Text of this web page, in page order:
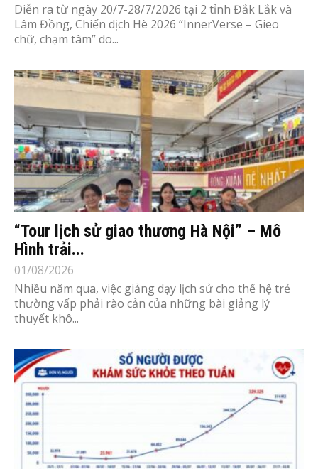
Diễn ra từ ngày 20/7-28/7/2026 tại 2 tỉnh Đắk Lắk và
Lâm Đồng, Chiến dịch Hè 2026 “InnerVerse – Gieo
chữ, chạm tâm” do...
“Tour lịch sử giao thương Hà Nội” – Mô
Hình trải...
01/08/2026
Nhiều năm qua, việc giảng dạy lịch sử cho thế hệ trẻ
thường vấp phải rào cản của những bài giảng lý
thuyết khô...